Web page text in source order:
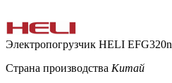
Электропогрузчик HELI EFG320n
Страна производства Китай